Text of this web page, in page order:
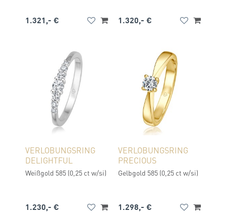
1.321,- € 1.320,- €
VERLOBUNGSRING
DELIGHTFUL
Weißgold 585 (0,25 ct w/si)
1.230,- €
VERLOBUNGSRING
PRECIOUS
Gelbgold 585 (0,25 ct w/si)
1.298,- €